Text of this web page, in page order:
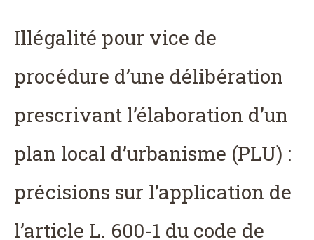
Illégalité pour vice de
procédure d’une délibération
prescrivant l’élaboration d’un
plan local d’urbanisme (PLU) :
précisions sur l’application de
l’article L. 600-1 du code de